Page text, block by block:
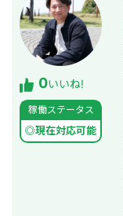
0いいね!
稼働ステータス
◎現在対応可能